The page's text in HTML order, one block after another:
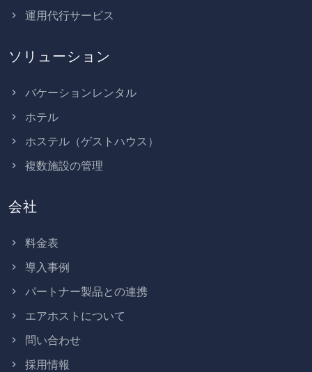
運用代行サービス
ソリューション
バケーションレンタル
ホテル
ホステル（ゲストハウス）
複数施設の管理
会社
料金表
導入事例
パートナー製品との連携
エアホストについて
問い合わせ
採用情報